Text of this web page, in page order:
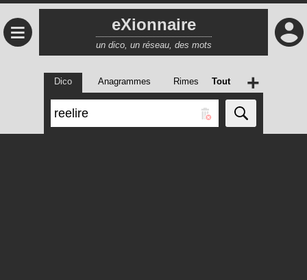
≡ eXionnaire
un dico, un réseau, des mots
Dico Anagrammes Rimes Tout +